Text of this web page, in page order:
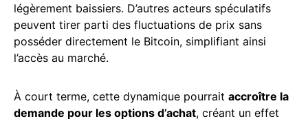
légèrement baissiers. D’autres acteurs spéculatifs
peuvent tirer parti des fluctuations de prix sans
posséder directement le Bitcoin, simplifiant ainsi
l’accès au marché.
À court terme, cette dynamique pourrait accroître la
demande pour les options d’achat, créant un effet